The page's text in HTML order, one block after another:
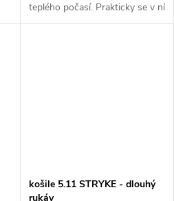
teplého počasí. Prakticky se v ní
nezapotíte.
košile 5.11 STRYKE - dlouhý
rukáv